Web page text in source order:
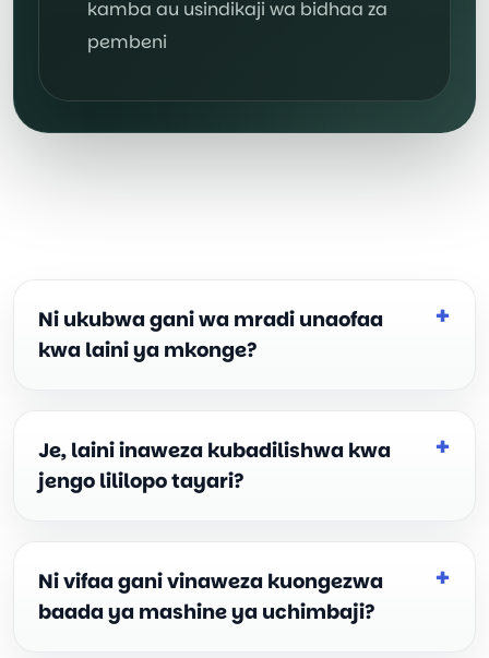
kamba au usindikaji wa bidhaa za
pembeni
Ni ukubwa gani wa mradi unaofaa
kwa laini ya mkonge?
Je, laini inaweza kubadilishwa kwa
jengo lililopo tayari?
Ni vifaa gani vinaweza kuongezwa
baada ya mashine ya uchimbaji?